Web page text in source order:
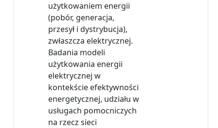
użytkowaniem energii
(pobór, generacja,
przesył i dystrybucja),
zwłaszcza elektrycznej.
Badania modeli
użytkowania energii
elektrycznej w
kontekście efektywności
energetycznej, udziału w
usługach pomocniczych
na rzecz sieci